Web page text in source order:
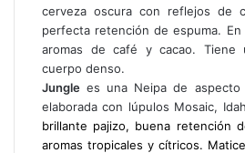
cerveza oscura con reflejos de
perfecta retención de espuma. En
aromas de café y cacao. Tiene
cuerpo denso.
Jungle es una Neipa de
elaborada con lúpulos Mosaic,
brillante pajizo, buena retención
aromas tropicales y cítricos.